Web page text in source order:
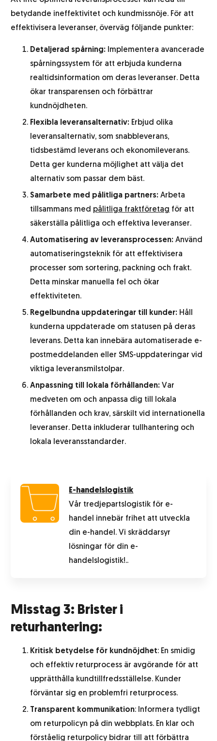
betydande ineffektivitet och kundmissnöje. För att
effektivisera leveranser, överväg följande punkter:
Detaljerad spårning: Implementera avancerade
spårningssystem för att erbjuda kunderna
realtidsinformation om deras leveranser. Detta
ökar transparensen och förbättrar
kundnöjdheten.
Flexibla leveransalternativ: Erbjud olika
leveransalternativ, som snabbleverans,
tidsbestämd leverans och ekonomileverans.
Detta ger kunderna möjlighet att välja det
alternativ som passar dem bäst.
Samarbete med pålitliga partners: Arbeta
tillsammans med pålitliga fraktföretag för att
säkerställa pålitliga och effektiva leveranser.
Automatisering av leveransprocessen: Använd
automatiseringsteknik för att effektivisera
processer som sortering, packning och frakt.
Detta minskar manuella fel och ökar
effektiviteten.
Regelbundna uppdateringar till kunder: Håll
kunderna uppdaterade om statusen på deras
leverans. Detta kan innebära automatiserade e-
postmeddelanden eller SMS-uppdateringar vid
viktiga leveransmilstolpar.
Anpassning till lokala förhållanden: Var
medveten om och anpassa dig till lokala
förhållanden och krav, särskilt vid internationella
leveranser. Detta inkluderar tullhantering och
lokala leveransstandarder.
E-handelslogistik
Vår tredjepartslogistik för e-
handel innebär frihet att utveckla
din e-handel. Vi skräddarsyr
lösningar för din e-
handelslogistik!..
Misstag 3: Brister i
returhantering:
Kritisk betydelse för kundnöjdhet: En smidig
och effektiv returprocess är avgörande för att
upprätthålla kundtillfredsställelse. Kunder
förväntar sig en problemfri returprocess.
Transparent kommunikation: Informera tydligt
om returpolicyn på din webbplats. En klar och
förståelig returpolicy bidrar till att förbättra